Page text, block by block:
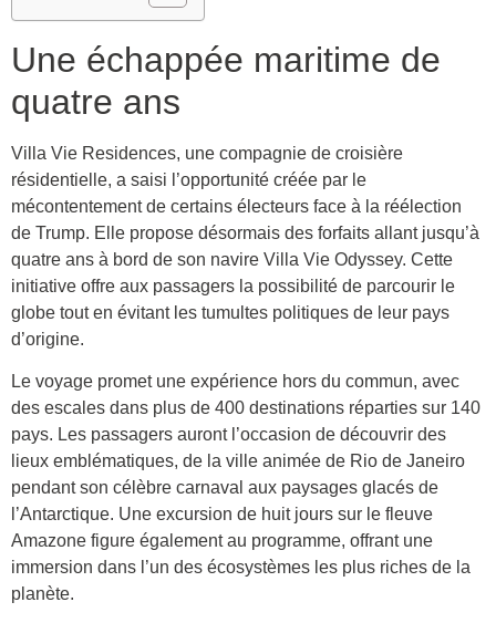
Une échappée maritime de
quatre ans
Villa Vie Residences, une compagnie de croisière
résidentielle, a saisi l’opportunité créée par le
mécontentement de certains électeurs face à la réélection
de Trump. Elle propose désormais des forfaits allant jusqu’à
quatre ans à bord de son navire Villa Vie Odyssey. Cette
initiative offre aux passagers la possibilité de parcourir le
globe tout en évitant les tumultes politiques de leur pays
d’origine.
Le voyage promet une expérience hors du commun, avec
des escales dans plus de 400 destinations réparties sur 140
pays. Les passagers auront l’occasion de découvrir des
lieux emblématiques, de la ville animée de Rio de Janeiro
pendant son célèbre carnaval aux paysages glacés de
l’Antarctique. Une excursion de huit jours sur le fleuve
Amazone figure également au programme, offrant une
immersion dans l’un des écosystèmes les plus riches de la
planète.